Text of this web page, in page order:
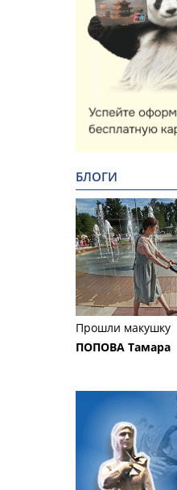
БЛОГИ
Прошли макушку
ПОПОВА Тамара